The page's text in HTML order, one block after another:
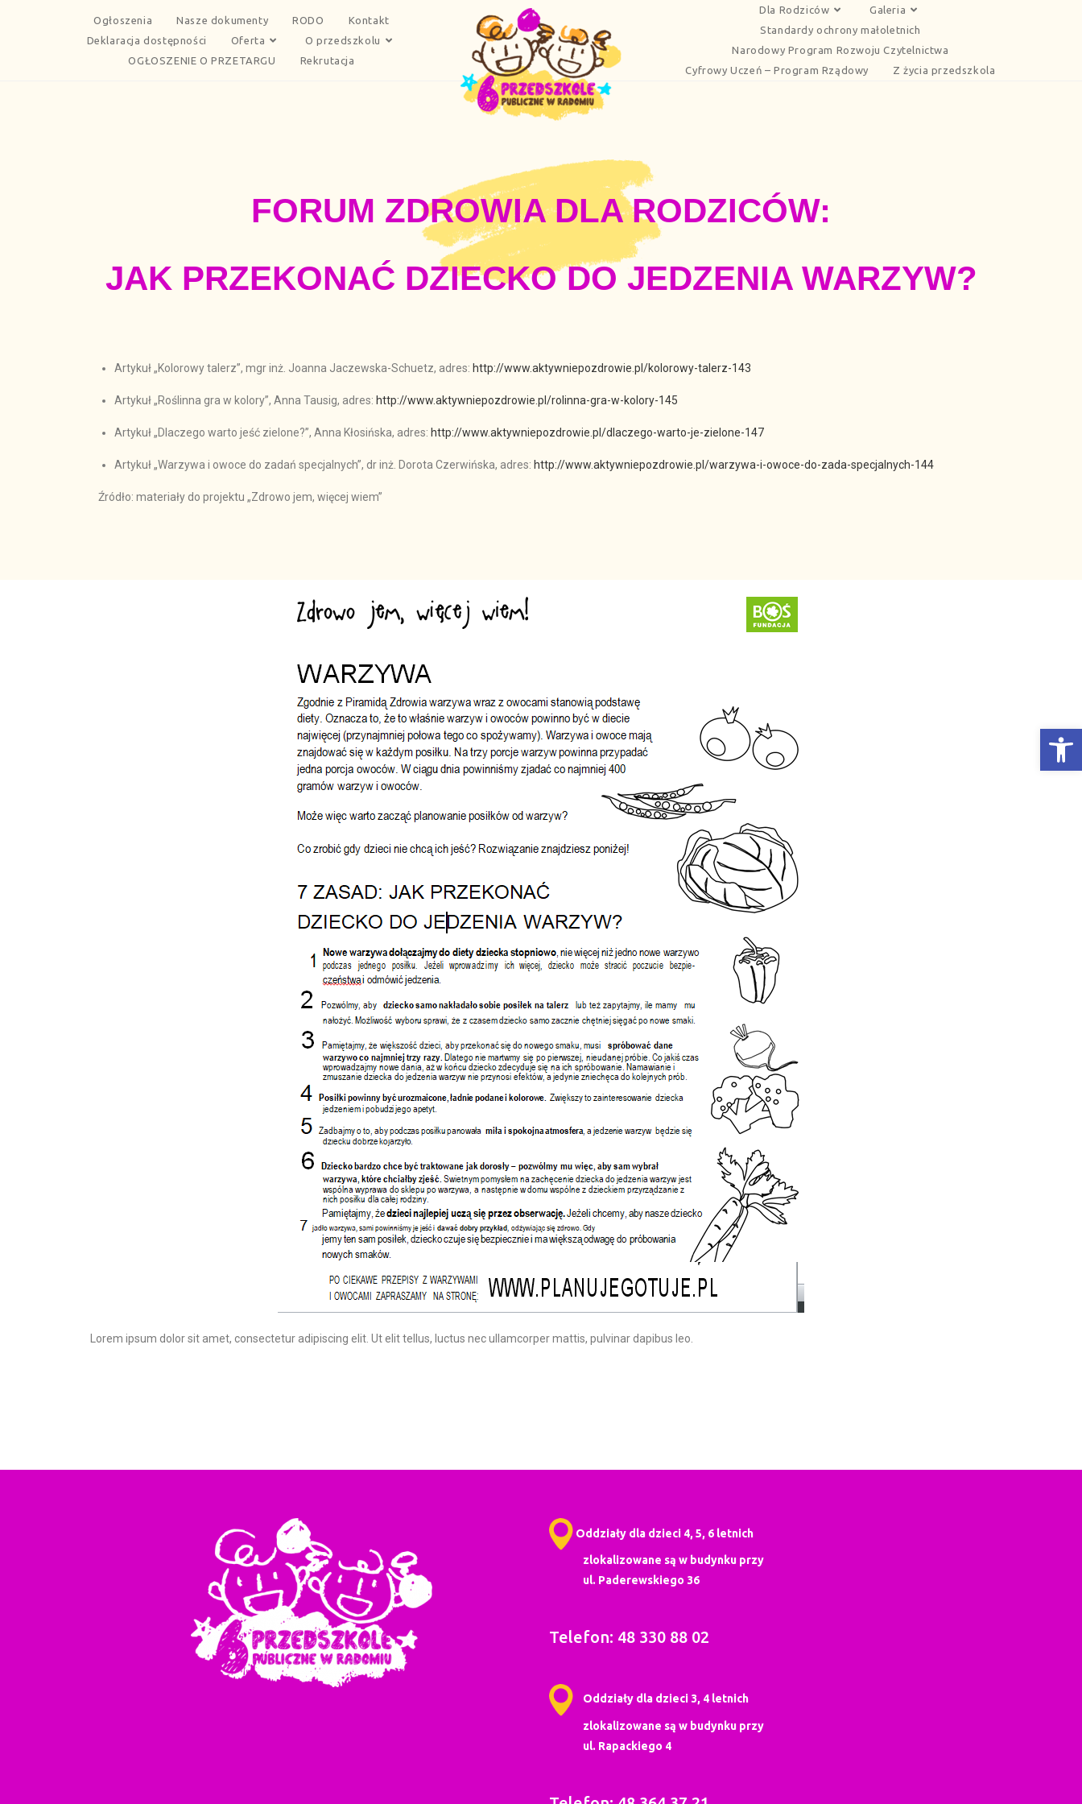
Otwórz Pasek narzędzi
Ogłoszenia Nasze dokumenty RODO
Kontakt
Deklaracja dostępności
Oferta
O przedszkolu
OGŁOSZENIE O PRZETARGU
Rekrutacja
Dla Rodziców
Galeria
Standardy ochrony małoletnich
Narodowy Program Rozwoju Czytelnictwa
Cyfrowy Uczeń – Program Rządowy
Z życia przedszkola
FORUM ZDROWIA DLA RODZICÓW:
JAK PRZEKONAĆ DZIECKO DO JEDZENIA WARZYW?
Artykuł „Kolorowy talerz”, mgr inż. Joanna Jaczewska-Schuetz, adres: http://www.aktywniepozdrowie.pl/kolorowy-talerz-143
Artykuł „Roślinna gra w kolory”, Anna Tausig, adres: http://www.aktywniepozdrowie.pl/rolinna-gra-w-kolory-145
Artykuł „Dlaczego warto jeść zielone?”, Anna Kłosińska, adres: http://www.aktywniepozdrowie.pl/dlaczego-warto-je-zielone-147
Artykuł „Warzywa i owoce do zadań specjalnych”, dr inż. Dorota Czerwińska, adres: http://www.aktywniepozdrowie.pl/warzywa-i-owoce-do-zada-specjalnych-144
Źródło: materiały do projektu „Zdrowo jem, więcej wiem”
Lorem ipsum dolor sit amet, consectetur adipiscing elit. Ut elit tellus, luctus nec ullamcorper mattis, pulvinar dapibus leo.
Oddziały dla dzieci 4, 5, 6 letnich
zlokalizowane są w budynku przy
ul. Paderewskiego 36
Telefon: 48 330 88 02
Oddziały dla dzieci 3, 4 letnich
zlokalizowane są w budynku przy
ul. Rapackiego 4